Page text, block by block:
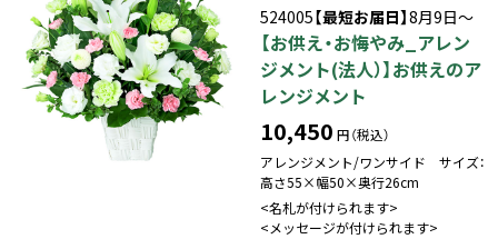
524005【最短お届日】8月9日～
【お供え・お悔やみ_アレン
ジメント(法人）】お供えのア
レンジメント
10,450 円（税込）
アレンジメント/ワンサイド サイズ：
高さ55×幅50×奥行26cm
<名札が付けられます>
<メッセージが付けられます>